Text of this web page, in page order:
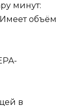
минут:
объём
в